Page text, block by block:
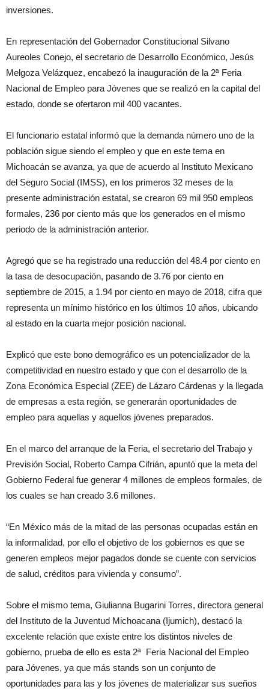
inversiones.
En representación del Gobernador Constitucional Silvano
Aureoles Conejo, el secretario de Desarrollo Económico, Jesús
Melgoza Velázquez, encabezó la inauguración de la 2ª Feria
Nacional de Empleo para Jóvenes que se realizó en la capital del
estado, donde se ofertaron mil 400 vacantes.
El funcionario estatal informó que la demanda número uno de la
población sigue siendo el empleo y que en este tema en
Michoacán se avanza, ya que de acuerdo al Instituto Mexicano
del Seguro Social (IMSS), en los primeros 32 meses de la
presente administración estatal, se crearon 69 mil 950 empleos
formales, 236 por ciento más que los generados en el mismo
periodo de la administración anterior.
Agregó que se ha registrado una reducción del 48.4 por ciento en
la tasa de desocupación, pasando de 3.76 por ciento en
septiembre de 2015, a 1.94 por ciento en mayo de 2018, cifra que
representa un mínimo histórico en los últimos 10 años, ubicando
al estado en la cuarta mejor posición nacional.
Explicó que este bono demográfico es un potencializador de la
competitividad en nuestro estado y que con el desarrollo de la
Zona Económica Especial (ZEE) de Lázaro Cárdenas y la llegada
de empresas a esta región, se generarán oportunidades de
empleo para aquellas y aquellos jóvenes preparados.
En el marco del arranque de la Feria, el secretario del Trabajo y
Previsión Social, Roberto Campa Cifrián, apuntó que la meta del
Gobierno Federal fue generar 4 millones de empleos formales, de
los cuales se han creado 3.6 millones.
“En México más de la mitad de las personas ocupadas están en
la informalidad, por ello el objetivo de los gobiernos es que se
generen empleos mejor pagados donde se cuente con servicios
de salud, créditos para vivienda y consumo”.
Sobre el mismo tema, Giulianna Bugarini Torres, directora general
del Instituto de la Juventud Michoacana (Ijumich), destacó la
excelente relación que existe entre los distintos niveles de
gobierno, prueba de ello es esta 2ª Feria Nacional del Empleo
para Jóvenes, ya que más stands son un conjunto de
oportunidades para las y los jóvenes de materializar sus sueños